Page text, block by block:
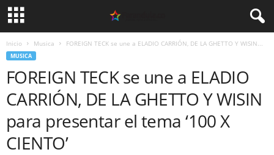
Inicio Musica FOREIGN TECK se une a ELADIO CARRIÓN, DE LA GHETTO Y WISIN...
MUSICA
FOREIGN TECK se une a ELADIO
CARRIÓN, DE LA GHETTO Y WISIN
para presentar el tema ‘100 X
CIENTO’